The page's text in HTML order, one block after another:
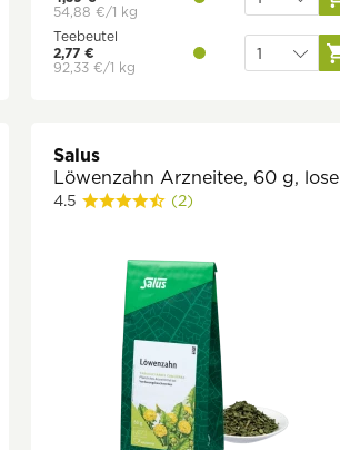
54,88 €/1 kg
Teebeutel
2,77 €
92,33 €/1 kg
Salus
Löwenzahn Arzneitee, 60 g, lose
4.5 (2)